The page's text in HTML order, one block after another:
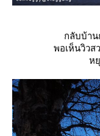
กลับบ้าน
พอเห็นวิวส
ห